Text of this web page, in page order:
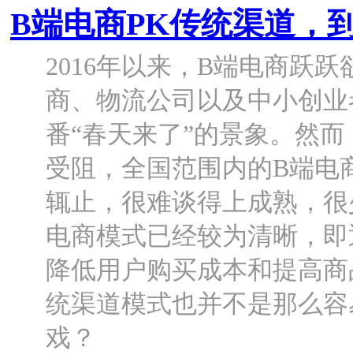
B端电商PK传统渠道，
2016年以来，B端电商跃
商、物流公司以及中小创
番“春天来了”的景象。然
受阻，全国范围内的B端电
辄止，很难谈得上成熟，
电商模式已经较为清晰，
降低用户购买成本和提高
统渠道模式也并不是那么
戏？